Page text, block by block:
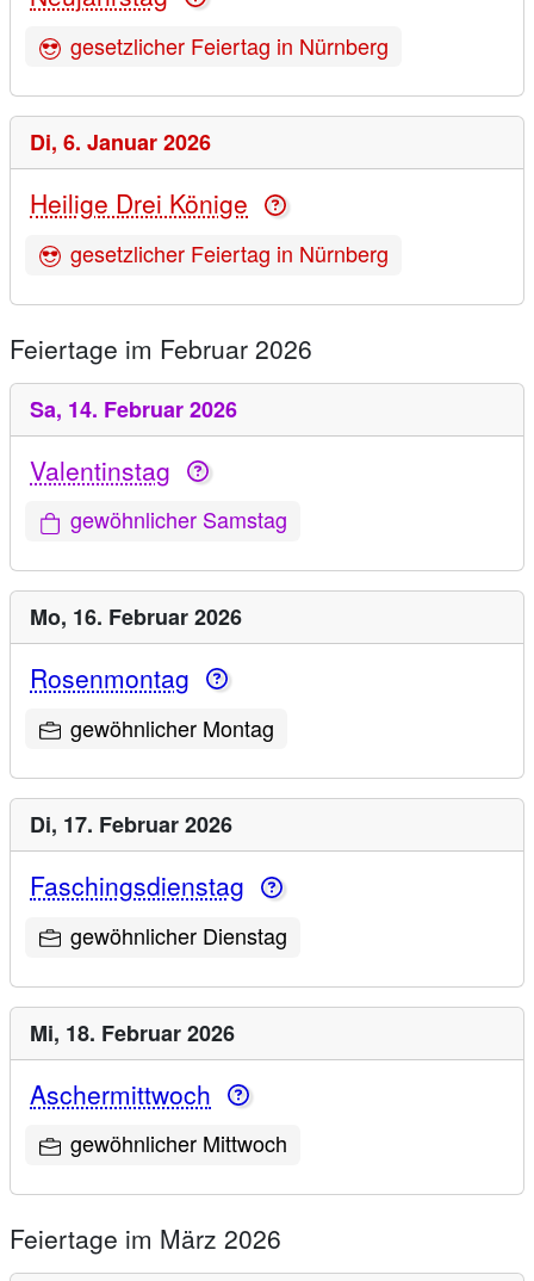
gesetzlicher Feiertag in Nürnberg
Di, 6. Januar 2026
Heilige Drei Könige
gesetzlicher Feiertag in Nürnberg
Feiertage im Februar 2026
Sa, 14. Februar 2026
Valentinstag
gewöhnlicher Samstag
Mo, 16. Februar 2026
Rosenmontag
gewöhnlicher Montag
Di, 17. Februar 2026
Faschingsdienstag
gewöhnlicher Dienstag
Mi, 18. Februar 2026
Aschermittwoch
gewöhnlicher Mittwoch
Feiertage im März 2026